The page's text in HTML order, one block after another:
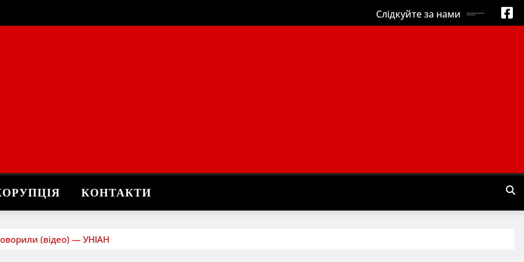
Слідкуйте за нами
КОНТАКТИ
(відео) — УНІАН